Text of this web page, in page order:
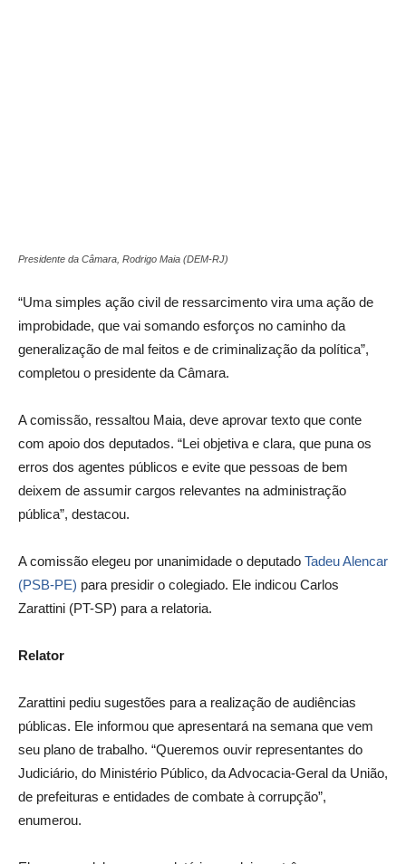
Presidente da Câmara, Rodrigo Maia (DEM-RJ)
“Uma simples ação civil de ressarcimento vira uma ação de
improbidade, que vai somando esforços no caminho da
generalização de mal feitos e de criminalização da política”,
completou o presidente da Câmara.
A comissão, ressaltou Maia, deve aprovar texto que conte
com apoio dos deputados. “Lei objetiva e clara, que puna os
erros dos agentes públicos e evite que pessoas de bem
deixem de assumir cargos relevantes na administração
pública”, destacou.
A comissão elegeu por unanimidade o deputado Tadeu Alencar
(PSB-PE) para presidir o colegiado. Ele indicou Carlos
Zarattini (PT-SP) para a relatoria.
Relator
Zarattini pediu sugestões para a realização de audiências
públicas. Ele informou que apresentará na semana que vem
seu plano de trabalho. “Queremos ouvir representantes do
Judiciário, do Ministério Público, da Advocacia-Geral da União,
de prefeituras e entidades de combate à corrupção”,
enumerou.